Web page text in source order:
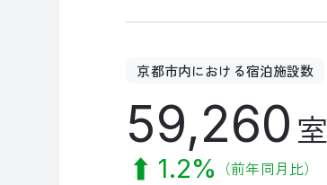
京都市内における宿泊施設数
59,260室
1.2% （前年同月比）